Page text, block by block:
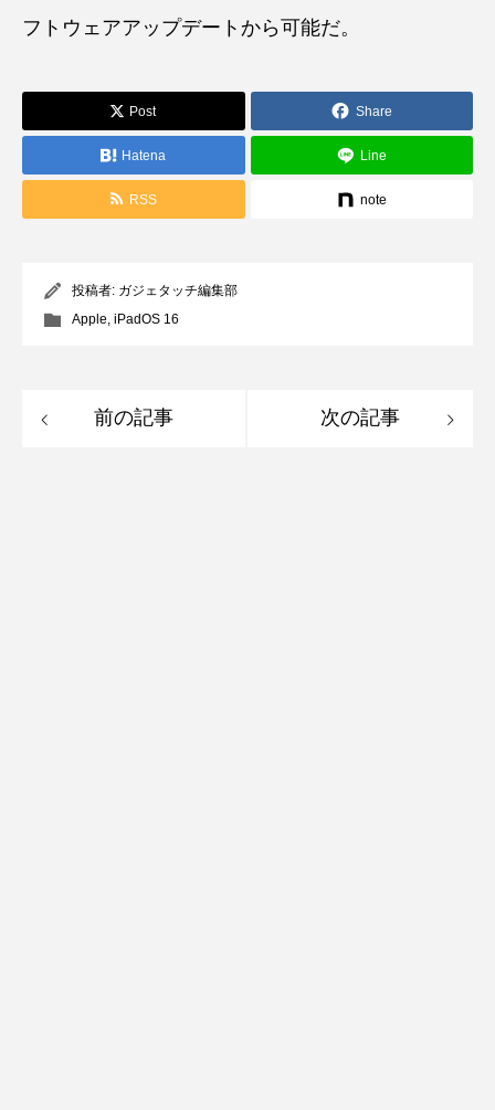
フトウェアアップデートから可能だ。
Post Share
Hatena Line
RSS note
投稿者: ガジェタッチ編集部
Apple, iPadOS 16
前の記事 次の記事